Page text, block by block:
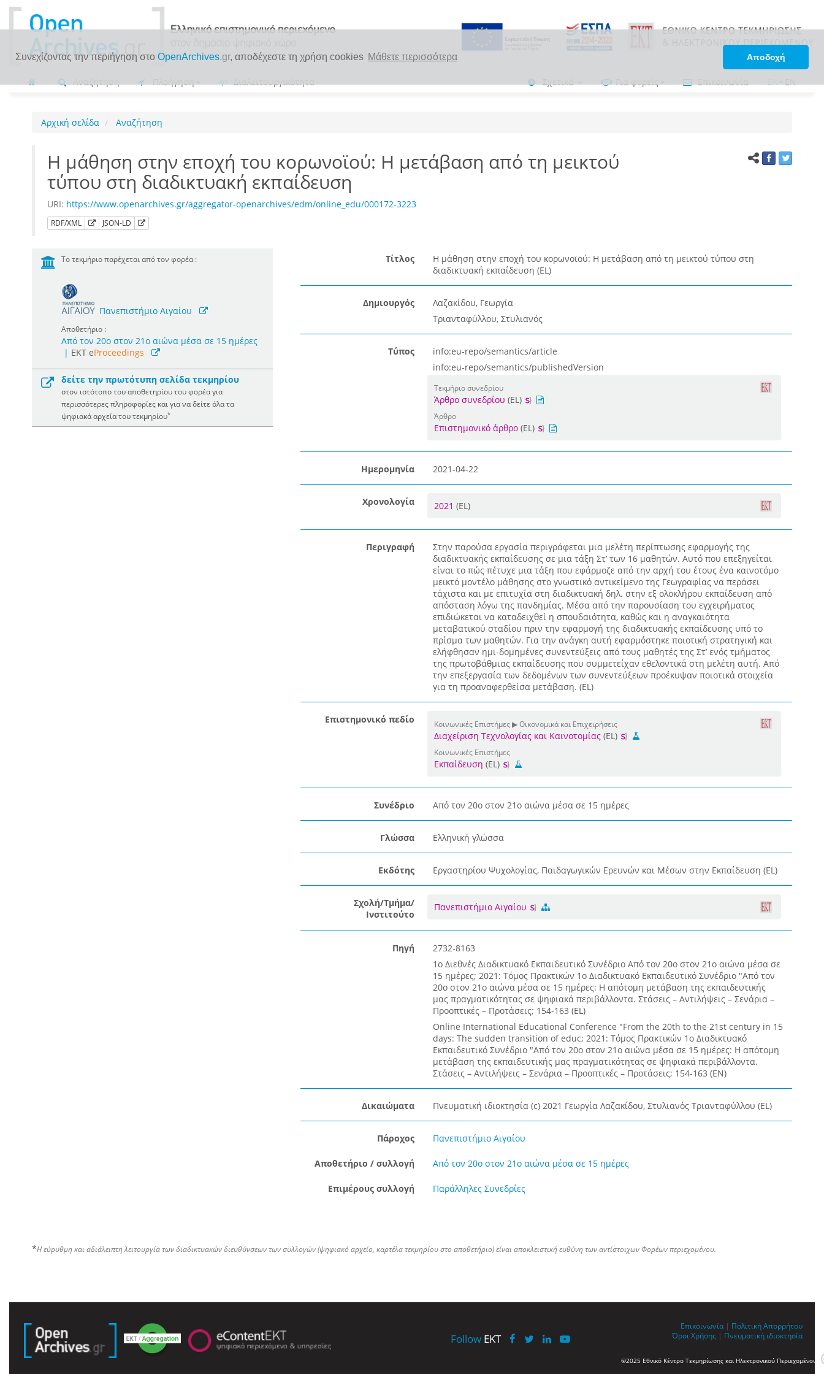
Συνεχίζοντας την περιήγηση στο OpenArchives.gr, αποδέχεστε τη χρήση cookies Μάθετε περισσότερα Αποδοχή
Αναζήτηση Πλοήγηση Διαλειτουργικότητα Σχετικά Για φορείς Επικοινωνία ΕΛ•EN
Αρχική σελίδα Αναζήτηση
Η μάθηση στην εποχή του κορωνοϊού: Η μετάβαση από τη μεικτού
τύπου στη διαδικτυακή εκπαίδευση
URI: https://www.openarchives.gr/aggregator-openarchives/edm/online_edu/000172-3223
RDF/XML JSON-LD
Το τεκμήριο παρέχεται από τον φορέα :
Πανεπιστήμιο Αιγαίου
Αποθετήριο :
Από τον 20ο στον 21ο αιώνα μέσα σε 15 ημέρες
| ΕΚΤ eProceedings
δείτε την πρωτότυπη σελίδα τεκμηρίου
στον ιστότοπο του αποθετηρίου του φορέα για
περισσότερες πληροφορίες και για να δείτε όλα τα
ψηφιακά αρχεία του τεκμηρίου*
Τίτλος
Η μάθηση στην εποχή του κορωνοϊού: Η μετάβαση από τη μεικτού τύπου στη
διαδικτυακή εκπαίδευση (EL)
Δημιουργός
Λαζακίδου, Γεωργία
Τριανταφύλλου, Στυλιανός
Τύπος
info:eu-repo/semantics/article
info:eu-repo/semantics/publishedVersion
Τεκμήριο συνεδρίου
Άρθρο συνεδρίου (EL)
Άρθρο
Επιστημονικό άρθρο(EL)
Ημερομηνία 2021-04-22
Χρονολογία 2021 (EL)
Περιγραφή
Στην παρούσα εργασία περιγράφεται μια μελέτη περίπτωσης εφαρμογής της
διαδικτυακής εκπαίδευσης σε μια τάξη Στ’ των 16 μαθητών. Αυτό που επεξηγείται
είναι το πώς πέτυχε μια τάξη που εφάρμοζε από την αρχή του έτους ένα καινοτόμο
μεικτό μοντέλο μάθησης στο γνωστικό αντικείμενο της Γεωγραφίας να περάσει
τάχιστα και με επιτυχία στη διαδικτυακή δηλ. στην εξ ολοκλήρου εκπαίδευση από
απόσταση λόγω της πανδημίας. Μέσα από την παρουσίαση του εγχειρήματος
επιδιώκεται να καταδειχθεί η σπουδαιότητα, καθώς και η αναγκαιότητα
μεταβατικού σταδίου πριν την εφαρμογή της διαδικτυακής εκπαίδευσης υπό το
πρίσμα των μαθητών. Για την ανάγκη αυτή εφαρμόστηκε ποιοτική στρατηγική και
ελήφθησαν ημι-δομημένες συνεντεύξεις από τους μαθητές της Στ’ ενός τμήματος
της πρωτοβάθμιας εκπαίδευσης που συμμετείχαν εθελοντικά στη μελέτη αυτή. Από
την επεξεργασία των δεδομένων των συνεντεύξεων προέκυψαν ποιοτικά στοιχεία
για τη προαναφερθείσα μετάβαση. (EL)
Επιστημονικό πεδίο Κοινωνικές Επιστήμες ▶ Οικονομικά και Επιχειρήσεις
Διαχείριση Τεχνολογίας και Καινοτομίας(EL)
Κοινωνικές Επιστήμες
Εκπαίδευση (EL)
Συνέδριο Από τον 20ο στον 21ο αιώνα μέσα σε 15 ημέρες
Γλώσσα Ελληνική γλώσσα
Εκδότης Εργαστηρίου Ψυχολογίας, Παιδαγωγικών Ερευνών και Μέσων στην Εκπαίδευση (EL)
Σχολή/Τμήμα/
Ινστιτούτο
Πανεπιστήμιο Αιγαίου
Πηγή
2732-8163
1ο Διεθνές Διαδικτυακό Εκπαιδευτικό Συνέδριο Από τον 20ο στον 21ο αιώνα μέσα σε
15 ημέρες; 2021: Τόμος Πρακτικών 1ο Διαδικτυακό Εκπαιδευτικό Συνέδριο "Από τον
20ο στον 21ο αιώνα μέσα σε 15 ημέρες: Η απότομη μετάβαση της εκπαιδευτικής
μας πραγματικότητας σε ψηφιακά περιβάλλοντα. Στάσεις – Αντιλήψεις – Σενάρια –
Προοπτικές – Προτάσεις; 154-163 (EL)
Online International Educational Conference "From the 20th to the 21st century in 15
days: The sudden transition of educ; 2021: Τόμος Πρακτικών 1ο Διαδικτυακό
Εκπαιδευτικό Συνέδριο "Από τον 20ο στον 21ο αιώνα μέσα σε 15 ημέρες: Η απότομη
μετάβαση της εκπαιδευτικής μας πραγματικότητας σε ψηφιακά περιβάλλοντα.
Στάσεις – Αντιλήψεις – Σενάρια – Προοπτικές – Προτάσεις; 154-163 (EN)
Δικαιώματα Πνευματική ιδιοκτησία (c) 2021 Γεωργία Λαζακίδου, Στυλιανός Τριανταφύλλου (EL)
Πάροχος Πανεπιστήμιο Αιγαίου
Αποθετήριο / συλλογή Από τον 20ο στον 21ο αιώνα μέσα σε 15 ημέρες
Επιμέρους συλλογή Παράλληλες Συνεδρίες
*Η εύρυθμη και αδιάλειπτη λειτουργία των διαδικτυακών διευθύνσεων των συλλογών (ψηφιακό αρχείο, καρτέλα τεκμηρίου στο αποθετήριο) είναι αποκλειστική ευθύνη των αντίστοιχων Φορέων περιεχομένου.
Follow EKT
Επικοινωνία | Πολιτική Απορρήτου
Όροι Χρήσης | Πνευματική ιδιοκτησία
©2025 Εθνικό Κέντρο Τεκμηρίωσης και Ηλεκτρονικού Περιεχομένου